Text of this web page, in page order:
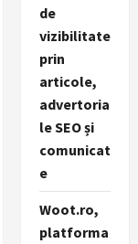
de
vizibilitate
prin
articole,
advertoria
le SEO și
comunicat
e
Woot.ro,
platforma